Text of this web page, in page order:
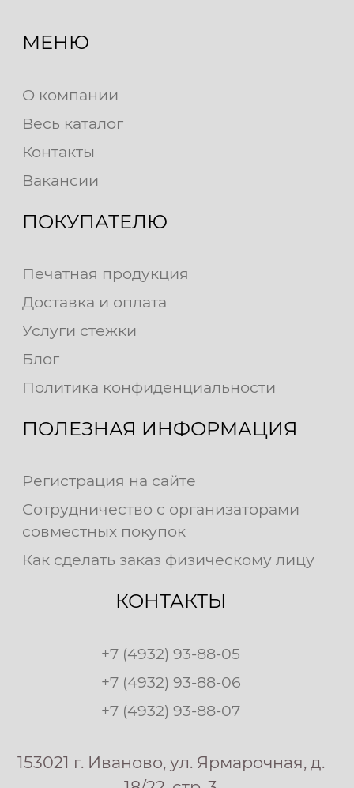
МЕНЮ
О компании
Весь каталог
Контакты
Вакансии
ПОКУПАТЕЛЮ
Печатная продукция
Доставка и оплата
Услуги стежки
Блог
Политика конфиденциальности
ПОЛЕЗНАЯ ИНФОРМАЦИЯ
Регистрация на сайте
Сотрудничество с организаторами
совместных покупок
Как сделать заказ физическому лицу
КОНТАКТЫ
+7 (4932) 93-88-05
+7 (4932) 93-88-06
+7 (4932) 93-88-07
153021 г. Иваново, ул. Ярмарочная, д.